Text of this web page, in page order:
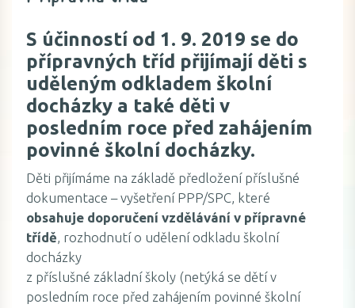
S účinností od 1. 9. 2019 se do
přípravných tříd přijímají děti s
uděleným odkladem školní
docházky a také děti v
posledním roce před zahájením
povinné školní docházky.
Děti přijímáme na základě předložení příslušné
dokumentace – vyšetření PPP/SPC, které
obsahuje doporučení vzdělávání v přípravné
třídě, rozhodnutí o udělení odkladu školní
docházky
z příslušné základní školy (netýká se dětí v
posledním roce před zahájením povinné školní